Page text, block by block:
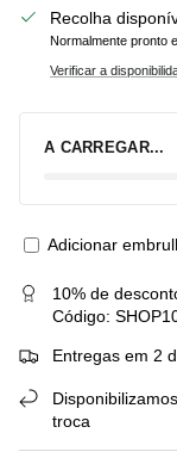
Recolha
Normalmente pronto
Verificar a
A CARREGAR...
Adicionar
10% de
Código:
Entregas em 2
troca